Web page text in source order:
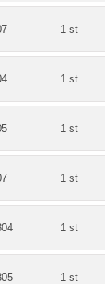
1 st
1 st
1 st
1 st
1 st
1 st